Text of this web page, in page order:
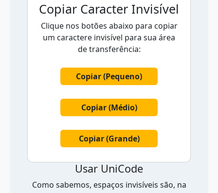
Copiar Caracter Invisível
Clique nos botões abaixo para copiar
um caractere invisível para sua área
de transferência:
Copiar (Pequeno)
Copiar (Médio)
Copiar (Grande)
Usar UniCode
Como sabemos, espaços invisíveis são, na